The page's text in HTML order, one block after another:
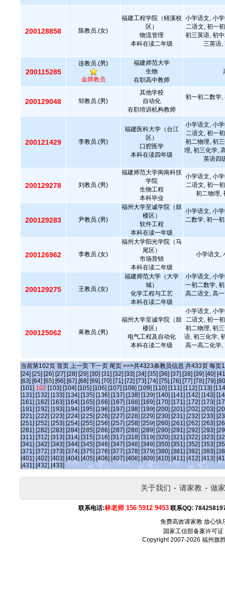
200128858 陈教员.(女)
福建工程学院（鳝溪校
区）
物流管理
本科在读二年级
小学语文, 小
二语文, 初一
初三英语, 初
三英语,
200115285
连教员.(男)
金牌教员
福建师范大学
生物
在职高中教师
200129048 邹教员.(男)
其他学校
自动化
在职培训机构教师
初一初二数学,
200121429 李教员.(男)
福建医科大学（台江
区）
口腔医学
本科在读四年级
小学语文, 小
二语文, 初一
初二物理, 初
理, 初三化学,
英语四
200129278 刘教员.(男)
福建师范大学闽南科技
学院
生物工程
本科毕业
小学语文, 小
二语文, 初一
初二物理,
200129283 尹教员.(男)
福州大学至诚学院（鼓
楼区）
软件工程
本科在读一年级
小学语文, 小
二数学, 初一
200126962 李教员.(女)
福州大学阳光学院（马
尾区）
市场营销
本科在读二年级
小学语文,
200129275 王教员.(女)
福建师范大学（大学
城）
化学工程与工艺
本科在读二年级
小学语文, 小
一初二数学,
高二语文, 高
200125062 蒋教员.(男)
福州大学至诚学院（鼓
楼区）
电气工程及自动化
本科在读二年级
小学语文, 小
二语文, 初一
初二物理, 初
语, 初三化学,
高一高二化学,
当前第102页 首页 上一页 下一页 尾页 >>>共4323条教员信息 共433页 每页
[24] [25] [26] [27] [28] [29] [30] [31] [32] [33] [34] [35] [36] [37] [38] [39] [40]
[63] [64] [65] [66] [67] [68] [69] [70] [71] [72] [73] [74] [75] [76] [77] [78] [79]
[101] 102 [103] [104] [105] [106] [107] [108] [109] [110] [111] [112] [113]
[131] [132] [133] [134] [135] [136] [137] [138] [139] [140] [141] [142] [143]
[161] [162] [163] [164] [165] [166] [167] [168] [169] [170] [171] [172] [173]
[191] [192] [193] [194] [195] [196] [197] [198] [199] [200] [201] [202] [203]
[221] [222] [223] [224] [225] [226] [227] [228] [229] [230] [231] [232] [233]
[251] [252] [253] [254] [255] [256] [257] [258] [259] [260] [261] [262] [263]
[281] [282] [283] [284] [285] [286] [287] [288] [289] [290] [291] [292] [293]
[311] [312] [313] [314] [315] [316] [317] [318] [319] [320] [321] [322] [323]
[341] [342] [343] [344] [345] [346] [347] [348] [349] [350] [351] [352] [353]
[371] [372] [373] [374] [375] [376] [377] [378] [379] [380] [381] [382] [383]
[401] [402] [403] [404] [405] [406] [407] [408] [409] [410] [411] [412] [413]
[431] [432] [433]
关于我们 - 请家教 - 做
联系电话:林老师 156 5912 9453 联系QQ:
免费高效请家教 放心快
国家工信部备案许可证
Copyright 2007-2026 福州旗